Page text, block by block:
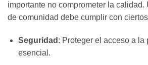
importante no comprometer la calidad.
de comunidad debe cumplir con
Seguridad : Proteger el acceso a la
esencial.